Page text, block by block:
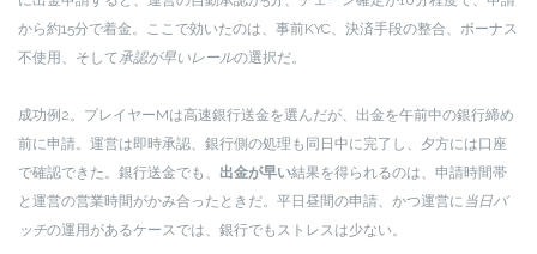
から約15分で着金。ここで効いたのは、事前KYC、決済手段の整合、ボーナス
不使用、そして承認が早いレールの選択だ。
成功例2。プレイヤーMは高速銀行送金を選んだが、出金を午前中の銀行締め
前に申請。運営は即時承認、銀行側の処理も同日中に完了し、夕方には口座
で確認できた。銀行送金でも、 出金が早い結果を得られるのは、申請時間帯
と運営の営業時間がかみ合ったときだ。平日昼間の申請、かつ運営に 当日バ
ッチの運用があるケースでは、銀行でもストレスは少ない。